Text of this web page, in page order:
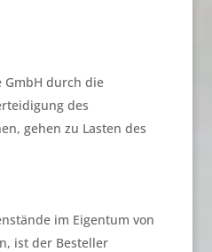
GmbH durch die
des
gehen zu Lasten des
im Eigentum von
ist der Besteller